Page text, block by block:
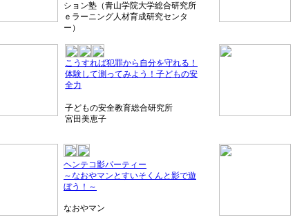
ション塾（青山学院大学総合研究所
ｅラーニング人材育成研究センタ
ー）
こうすれば犯罪から自分を守れる！
体験して測ってみよう！子どもの安
全力
子どもの安全教育総合研究所
宮田美恵子
ヘンテコ影パーティー
～なおやマンとすいそくんと影で遊
ぼう！～
なおやマン